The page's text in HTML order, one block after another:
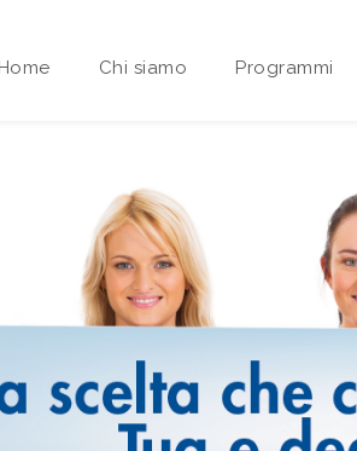
Home Chi siamo
Area riservata Sedi Territoriali
Programmi